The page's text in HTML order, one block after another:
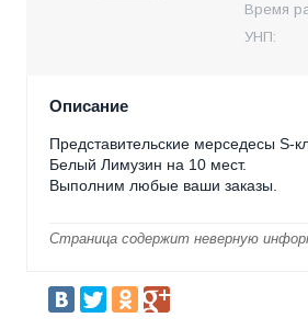
Время
УНП:
Описание
Представительские мерседесы S-
Белый Лимузин на 10 мест.
Выполним любые ваши заказы.
Страница содержит неверную